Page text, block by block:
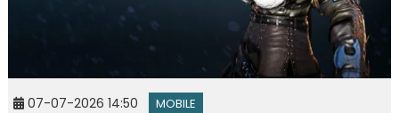
07-07-2026 14:50 MOBILE